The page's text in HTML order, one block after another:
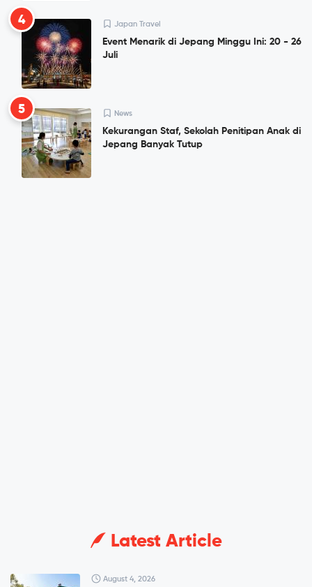
4 Japan Travel
Event Menarik di Jepang Minggu Ini: 20 - 26
Juli
5 News
Kekurangan Staf, Sekolah Penitipan Anak di
Jepang Banyak Tutup
Latest Article
August 4, 2026